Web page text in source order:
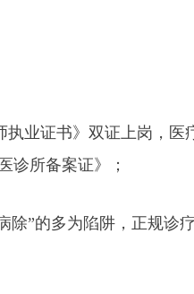
执业证书》双证上岗，医
诊所备案证》；
除”的多为陷阱，正规诊